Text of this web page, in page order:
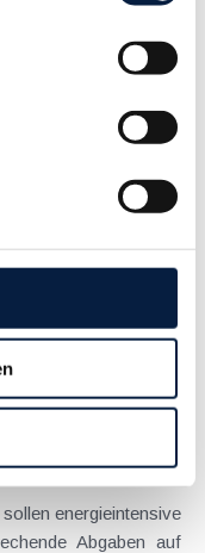
. Nachteilig von der
nur mehr für